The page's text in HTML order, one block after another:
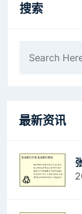
搜索
最新资讯